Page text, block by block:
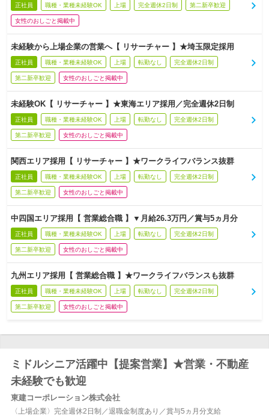
正社員 職種・業種未経験OK 上場 完全週休2日制 第二新卒歓迎
女性のおしごと掲載中
未経験から上場企業の営業へ【 リサーチャー 】★埼玉限定採用
正社員 職種・業種未経験OK 上場 転勤なし 完全週休2日制
第二新卒歓迎 女性のおしごと掲載中
未経験OK【 リサーチャー 】★東海エリア採用／完全週休2日制
正社員 職種・業種未経験OK 上場 転勤なし 完全週休2日制
第二新卒歓迎 女性のおしごと掲載中
関西エリア採用【 リサーチャー 】★ワークライフバランス抜群
正社員 職種・業種未経験OK 上場 転勤なし 完全週休2日制
第二新卒歓迎 女性のおしごと掲載中
中四国エリア採用【 営業総合職 】▼月給26.3万円／賞与5ヵ月分
正社員 職種・業種未経験OK 上場 転勤なし 完全週休2日制
第二新卒歓迎 女性のおしごと掲載中
九州エリア採用【 営業総合職 】★ワークライフバランスも抜群
正社員 職種・業種未経験OK 上場 転勤なし 完全週休2日制
第二新卒歓迎 女性のおしごと掲載中
ミドルシニア活躍中【提案営業】★営業・不動産
未経験でも歓迎
東建コーポレーション株式会社
〈上場企業〉完全週休2日制／退職金制度あり／賞与5ヵ月分支給